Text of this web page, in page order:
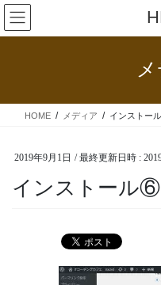
コ
ン
テ
ス
ナ
ビ
ゲ
ン
HOME メディア インストー
2019年9月1日 / 最終更新日時 :
インストール⑥